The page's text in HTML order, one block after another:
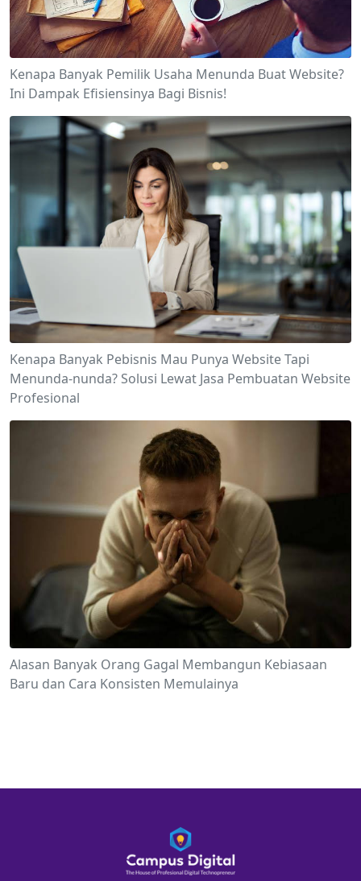
Kenapa Banyak Pemilik Usaha Menunda Buat Website?
Ini Dampak Efisiensinya Bagi Bisnis!
Kenapa Banyak Pebisnis Mau Punya Website Tapi
Menunda-nunda? Solusi Lewat Jasa Pembuatan Website
Profesional
Alasan Banyak Orang Gagal Membangun Kebiasaan
Baru dan Cara Konsisten Memulainya